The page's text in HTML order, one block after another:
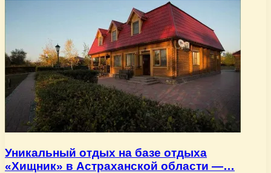
Уникальный отдых на базе отдыха
«Хищник» в Астраханской области —…